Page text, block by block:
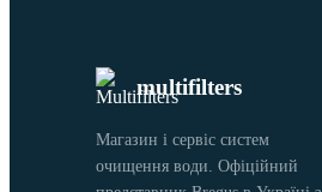
multifilters
Магазин і сервіс систем
очищення води. Офіційний